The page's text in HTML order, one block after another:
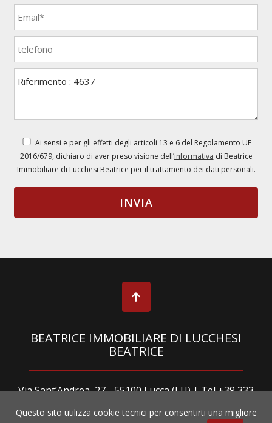
Questo sito utilizza cookie tecnici per consentirti una migliore
Ai sensi e per gli effetti degli articoli 13 e 6 del Regolamento UE
2016/679, dichiaro di aver preso visione dell’informativa di Beatrice
Immobiliare di Lucchesi Beatrice per il trattamento dei dati personali.
BEATRICE IMMOBILIARE DI LUCCHESI
BEATRICE
Via Sant’Andrea, 27 - 55100 Lucca (LU) | Tel+39 333